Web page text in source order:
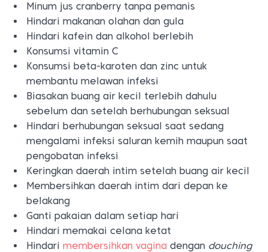
Minum jus cranberry tanpa pemanis
Hindari makanan olahan dan gula
Hindari kafein dan alkohol berlebih
Konsumsi vitamin C
Konsumsi beta-karoten dan zinc untuk
membantu melawan infeksi
Biasakan buang air kecil terlebih dahulu
sebelum dan setelah berhubungan seksual
Hindari berhubungan seksual saat sedang
mengalami infeksi saluran kemih maupun saat
pengobatan infeksi
Keringkan daerah intim setelah buang air kecil
Membersihkan daerah intim dari depan ke
belakang
Ganti pakaian dalam setiap hari
Hindari memakai celana ketat
Hindari membersihkan vagina dengan douching